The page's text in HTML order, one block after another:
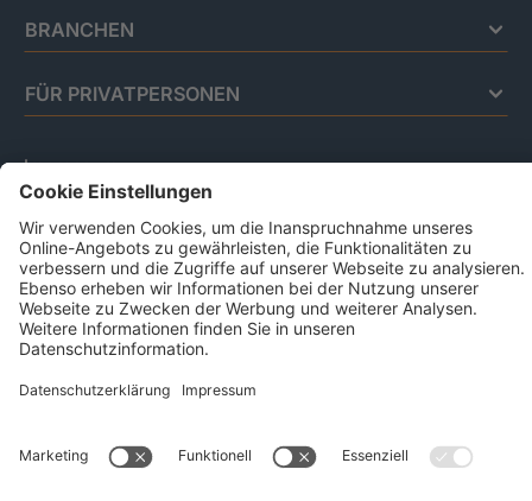
BRANCHEN
FÜR PRIVATPERSONEN
Impressum
Datenschutz
Code Of Conduct
AGB Für Leistungen Im Risiko- Und
Chancenmanagement
AGB Für Data And Marketing Solutions
Business Ethics Policy
Victor-Gollancz-Straße 5 | 76137 Karlsruhe